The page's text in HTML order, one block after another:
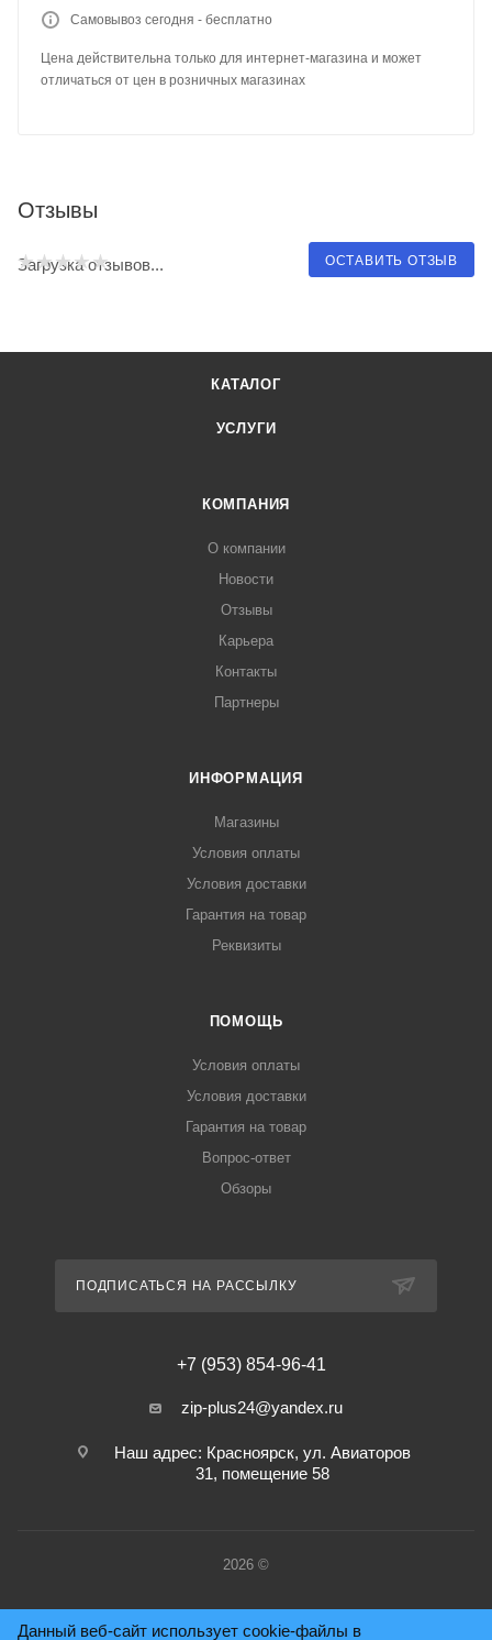
Самовывоз сегодня - бесплатно
Цена действительна только для интернет-магазина и может
отличаться от цен в розничных магазинах
Отзывы
ОСТАВИТЬ ОТЗЫВ
Загрузка отзывов...
КАТАЛОГ
УСЛУГИ
КОМПАНИЯ
О компании
Новости
Отзывы
Карьера
Контакты
Партнеры
ИНФОРМАЦИЯ
Магазины
Условия оплаты
Условия доставки
Гарантия на товар
Реквизиты
ПОМОЩЬ
Условия оплаты
Условия доставки
Гарантия на товар
Вопрос-ответ
Обзоры
ПОДПИСАТЬСЯ НА РАССЫЛКУ
+7 (953) 854-96-41
zip-plus24@yandex.ru
Наш адрес: Красноярск, ул. Авиаторов
31, помещение 58
2026 ©
Данный веб-сайт использует cookie-файлы в